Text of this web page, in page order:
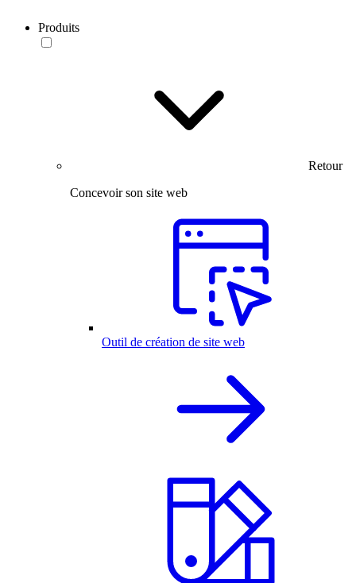
Produits
Retour
Concevoir son site web
Outil de création de site web